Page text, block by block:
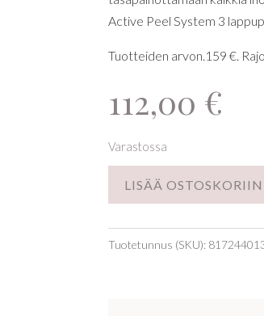
Active Peel System 3
Tuotteiden arvon.159 €.
112,00 €
Varastossa
LISÄÄ OSTOSKORIIN
Tuotetunnus (SKU):